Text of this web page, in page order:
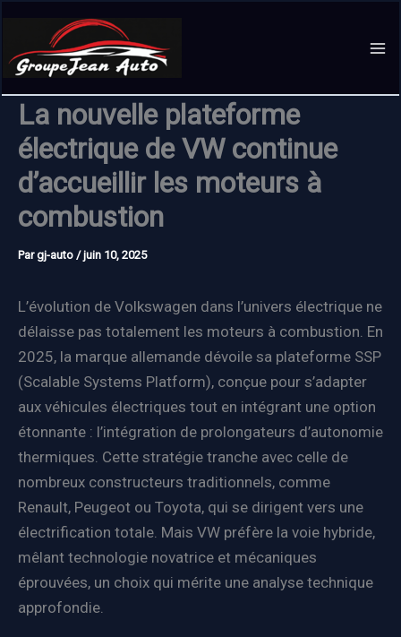
contenu
La nouvelle plateforme
électrique de VW continue
d’accueillir les moteurs à
combustion
Pargj-auto /juin 10, 2025
L’évolution de Volkswagen dans l’univers électrique ne
délaisse pas totalement les moteurs à combustion. En
2025, la marque allemande dévoile sa plateforme SSP
(Scalable Systems Platform), conçue pour s’adapter
aux véhicules électriques tout en intégrant une option
étonnante : l’intégration de prolongateurs d’autonomie
thermiques. Cette stratégie tranche avec celle de
nombreux constructeurs traditionnels, comme
Renault, Peugeot ou Toyota, qui se dirigent vers une
électrification totale. Mais VW préfère la voie hybride,
mêlant technologie novatrice et mécaniques
éprouvées, un choix qui mérite une analyse technique
approfondie.